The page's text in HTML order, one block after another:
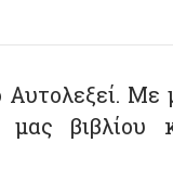
βιβλίου και
&
διαστάσεις:
|